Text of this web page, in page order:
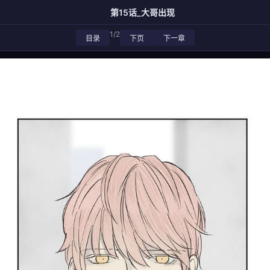
第15话_大哥出现
目录 1/2 下页 下一章